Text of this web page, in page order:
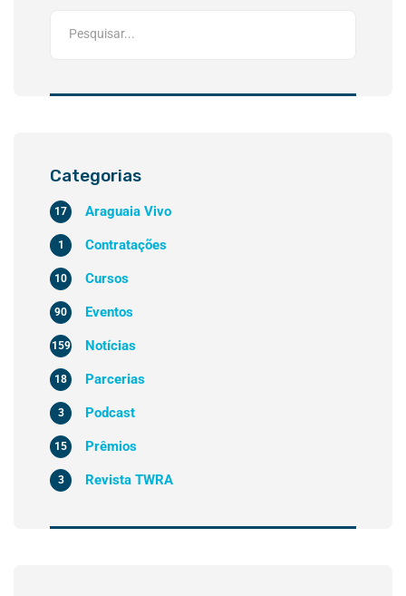
Categorias
Araguaia Vivo
17
Contratações
1
Cursos
10
Eventos
90
Notícias
159
Parcerias
18
Podcast
3
Prêmios
15
Revista TWRA
3